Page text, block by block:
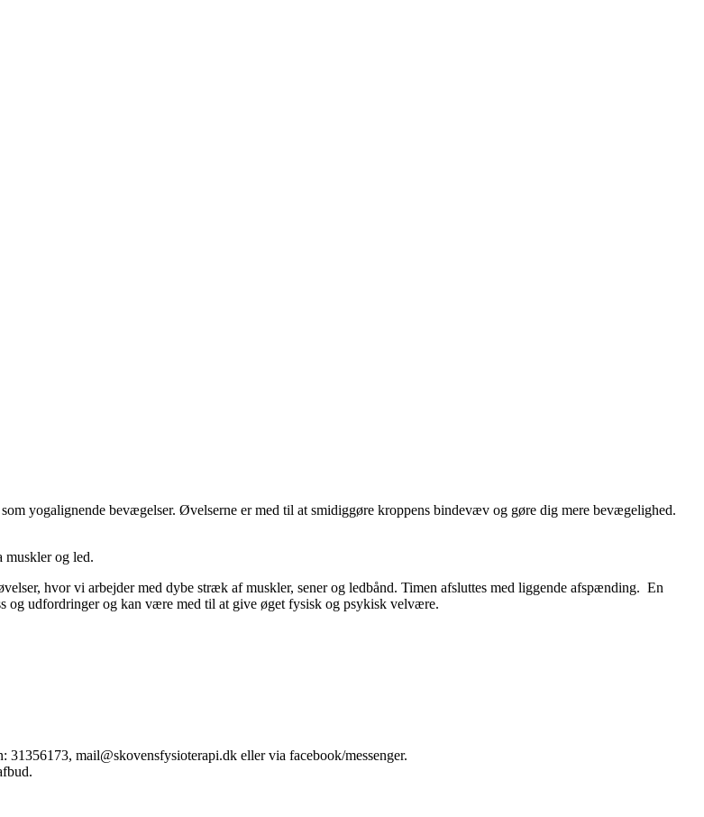
yogalignende bevægelser. Øvelserne er med til at smidiggøre kroppens bindevæv og gøre dig mere bevægelighed.
muskler og led.
hvor vi arbejder med dybe stræk af muskler, sener og ledbånd. Timen afsluttes med liggende afspænding. En
og udfordringer og kan være med til at give øget fysisk og psykisk velvære.
mail@skovensfysioterapi.dk eller via facebook/messenger.